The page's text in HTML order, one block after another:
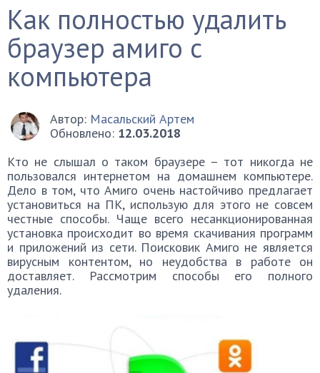
Как полностью удалить
браузер амиго с
компьютера
Автор: Масальский Артем
Обновлено: 12.03.2018
Кто не слышал о таком браузере – тот никогда не
пользовался интернетом на домашнем компьютере.
Дело в том, что Амиго очень настойчиво предлагает
установиться на ПК, использую для этого не совсем
честные способы. Чаще всего несанкционированная
установка происходит во время скачивания программ
и приложений из сети. Поисковик Амиго не является
вирусным контентом, но неудобства в работе он
доставляет. Рассмотрим способы его полного
удаления.